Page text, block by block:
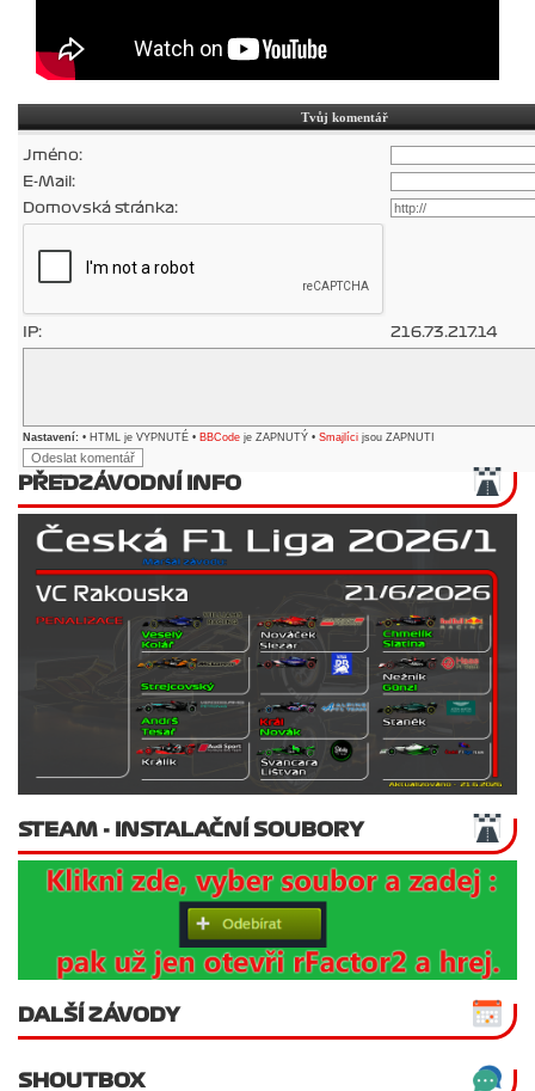
Tvůj komentář
Jméno:
E-Mail:
Domovská stránka:
IP: 216.73.217.14
Nastavení: • HTML je VYPNUTÉ • BBCode je ZAPNUTÝ • Smajlíci jsou ZAPNUTI
PŘEDZÁVODNÍ INFO
STEAM - INSTALAČNÍ SOUBORY
DALŠÍ ZÁVODY
SHOUTBOX